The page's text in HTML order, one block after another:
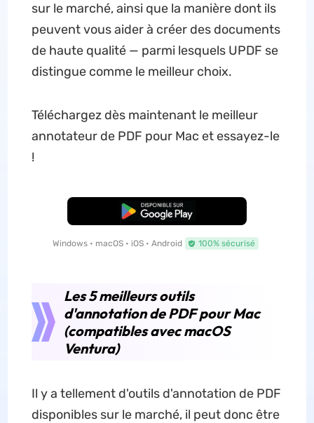
sur le marché, ainsi que la manière dont ils
peuvent vous aider à créer des documents
de haute qualité — parmi lesquels UPDF se
distingue comme le meilleur choix.
Téléchargez dès maintenant le meilleur
annotateur de PDF pour Mac et essayez-le
!
TÉLÉCHARGER
Windows • macOS • iOS • Android 100% sécurisé
Les 5 meilleurs outils
d'annotation de PDF pour Mac
(compatibles avec macOS
Ventura)
Il y a tellement d'outils d'annotation de PDF
disponibles sur le marché, il peut donc être